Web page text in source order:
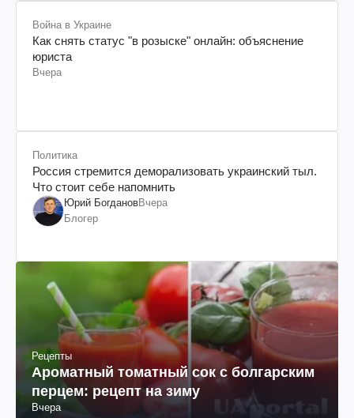
Война в Украине
Как снять статус "в розыске" онлайн: объяснение
юриста
Вчера
Политика
Россия стремится деморализовать украинский тыл.
Что стоит себе напомнить
Юрий БогдановВчера
Блогер
Рецепты
Ароматный томатный сок с болгарским
перцем: рецепт на зиму
Вчера